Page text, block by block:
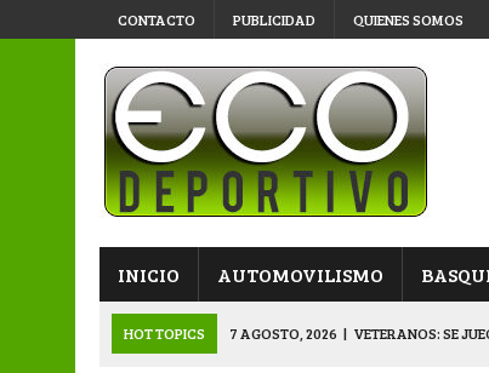
CONTACTO PUBLICIDAD QUIENES SOMOS
INICIO AUTOMOVILISMO
HOT TOPICS 7 AGOSTO, 2026 | VETERANOS: SE